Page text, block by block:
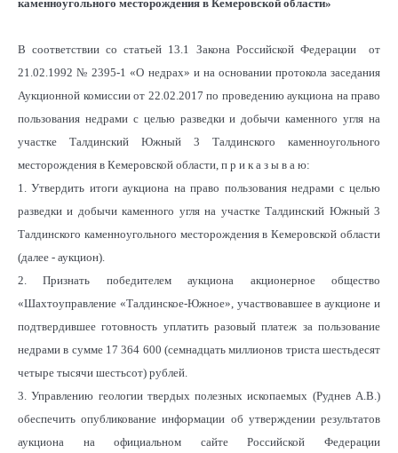
каменноугольного месторождения в Кемеровской области»
В соответствии со статьей 13.1 Закона Российской Федерации от
21.02.1992 № 2395-1 «О недрах» и на основании протокола заседания
Аукционной комиссии от 22.02.2017 по проведению аукциона на право
пользования недрами с целью разведки и добычи каменного угля на
участке Талдинский Южный 3 Талдинского каменноугольного
месторождения в Кемеровской области, п р и к а з ы в а ю:
1. Утвердить итоги аукциона на право пользования недрами с целью
разведки и добычи каменного угля на участке Талдинский Южный 3
Талдинского каменноугольного месторождения в Кемеровской области
(далее - аукцион).
2. Признать победителем аукциона акционерное общество
«Шахтоуправление «Талдинское-Южное», участвовавшее в аукционе и
подтвердившее готовность уплатить разовый платеж за пользование
недрами в сумме 17 364 600 (семнадцать миллионов триста шестьдесят
четыре тысячи шестьсот) рублей.
3. Управлению геологии твердых полезных ископаемых (Руднев А.В.)
обеспечить опубликование информации об утверждении результатов
аукциона на официальном сайте Российской Федерации